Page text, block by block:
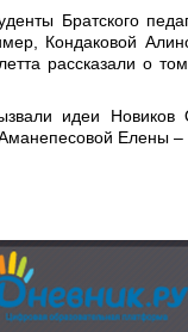
Братского
Кондаковой
рассказали о
идеи Новиков
Елены